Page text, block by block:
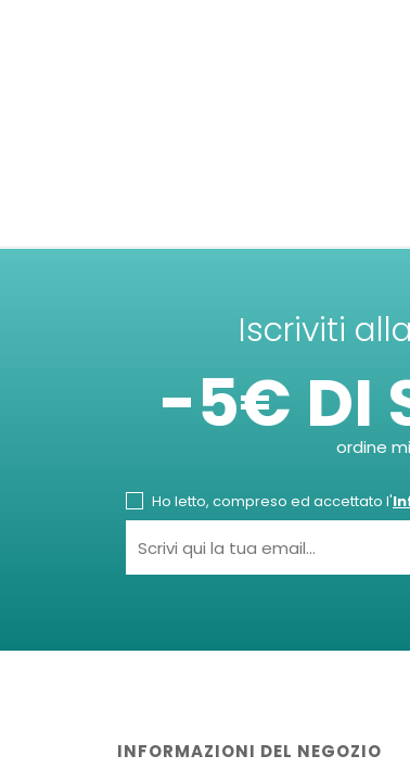
Iscriviti
-5€ DIordine
Ho letto, compreso ed accettato l'
INFORMAZIONI DEL NEGOZIO